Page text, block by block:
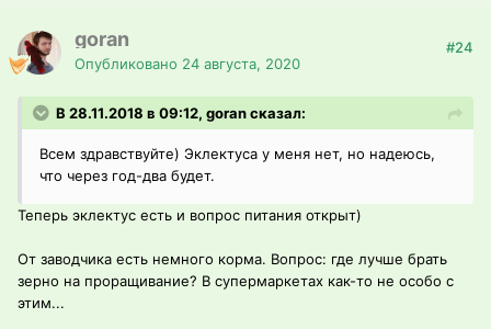
goran
Опубликовано 24 августа, 2020
#24
В 28.11.2018 в 09:12, goran сказал:
Всем здравствуйте) Эклектуса у меня нет, но надеюсь,
что через год-два будет.
Теперь эклектус есть и вопрос питания открыт)
От заводчика есть немного корма. Вопрос: где лучше брать
зерно на проращивание? В супермаркетах как-то не особо с
этим...